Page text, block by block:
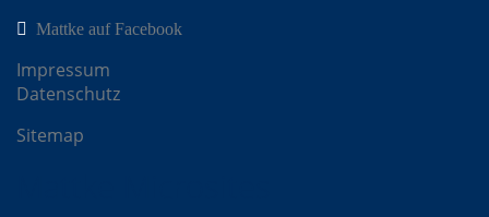
Mattke auf Facebook
Impressum
Datenschutz
Sitemap